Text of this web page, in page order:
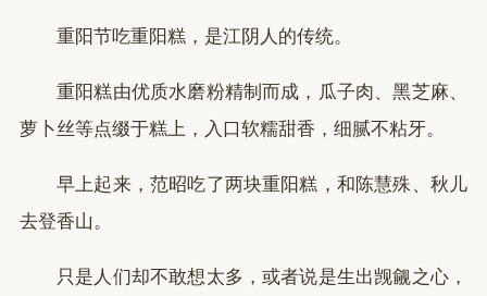
重阳节吃重阳糕，是江阴人的传统。
重阳糕由优质水磨粉精制而成，瓜子肉、黑芝麻、
萝卜丝等点缀于糕上，入口软糯甜香，细腻不粘牙。
早上起来，范昭吃了两块重阳糕，和陈慧殊、秋儿
去登香山。
只是人们却不敢想太多，或者说是生出觊觎之心，